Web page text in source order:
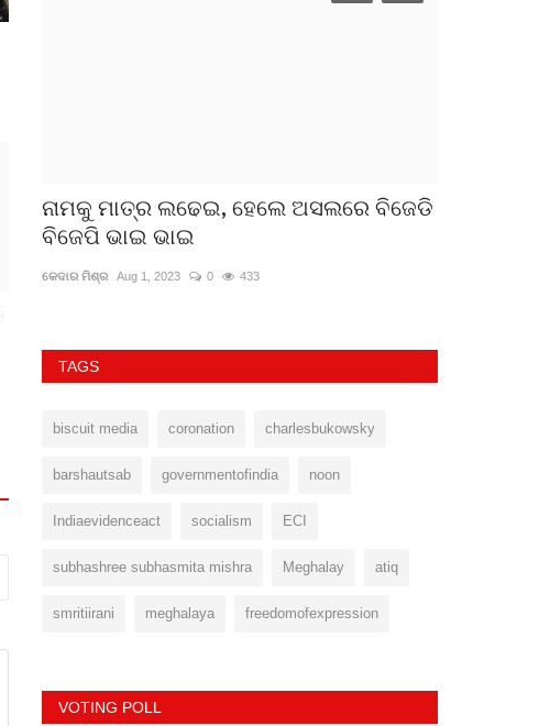
ନାମକୁ ମାତ୍ର ଲଢେଇ, ହେଲେ ଅସଲରେ ବିଜେଡି
ବିଜେପି ଭାଇ ଭାଇ
କେଦାର ମିଶ୍ର Aug 1, 2023 0 433
TAGS
biscuit media coronation charlesbukowsky
barshautsab governmentofindia noon
Indiaevidenceact socialism ECI
subhashree subhasmita mishra Meghalay atiq
smritiirani meghalaya freedomofexpression
VOTING POLL